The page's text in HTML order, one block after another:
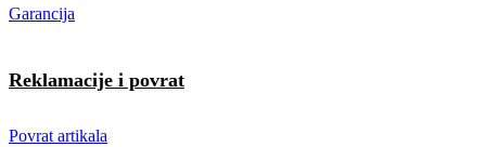
Garancija
Reklamacije i povrat
Povrat artikala